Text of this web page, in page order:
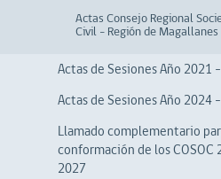
Actas Consejo Regional
Civil - Región de Magallanes
Actas de Sesiones Año 2021
Actas de Sesiones Año 2024
Llamado complementario
conformación de los COSOC
2027